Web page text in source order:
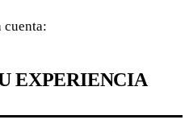
cuenta:
EXPERIENCIA